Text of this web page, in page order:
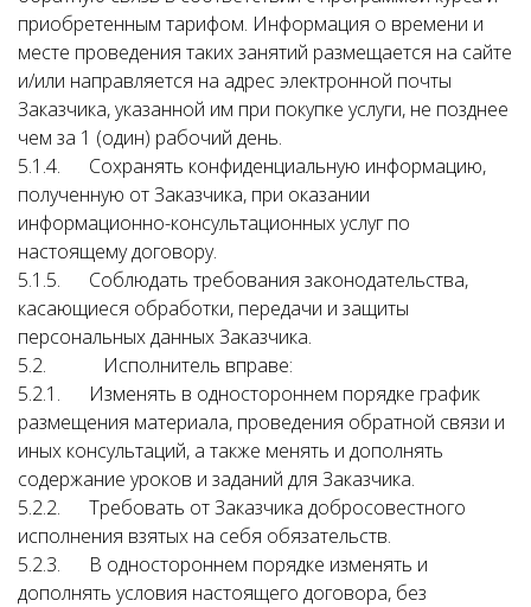
приобретенным тарифом. Информация о времени и
месте проведения таких занятий размещается на сайте
и/или направляется на адрес электронной почты
Заказчика, указанной им при покупке услуги, не позднее
чем за 1 (один) рабочий день.
5.1.4. Сохранять конфиденциальную информацию,
полученную от Заказчика, при оказании
информационно-консультационных услуг по
настоящему договору.
5.1.5. Соблюдать требования законодательства,
касающиеся обработки, передачи и защиты
персональных данных Заказчика.
5.2. Исполнитель вправе:
5.2.1. Изменять в одностороннем порядке график
размещения материала, проведения обратной связи и
иных консультаций, а также менять и дополнять
содержание уроков и заданий для Заказчика.
5.2.2. Требовать от Заказчика добросовестного
исполнения взятых на себя обязательств.
5.2.3. В одностороннем порядке изменять и
дополнять условия настоящего договора, без